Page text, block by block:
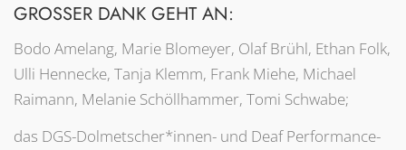
GROSSER DANK GEHT AN:
Bodo Amelang, Marie Blomeyer, Olaf Brühl, Ethan Folk,
Ulli Hennecke, Tanja Klemm, Frank Miehe, Michael
Raimann, Melanie Schöllhammer, Tomi Schwabe;
das DGS-Dolmetscher*innen- und Deaf Performance-